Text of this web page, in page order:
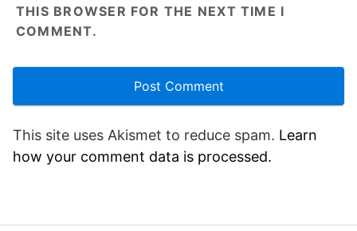
THIS BROWSER FOR THE NEXT TIME I
COMMENT.
This site uses Akismet to reduce spam. Learn
how your comment data is processed.